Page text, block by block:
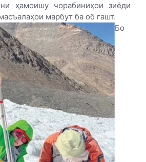
ҳамоишу чорабиниҳои зиёди
марбут ба об гашт.
Бо